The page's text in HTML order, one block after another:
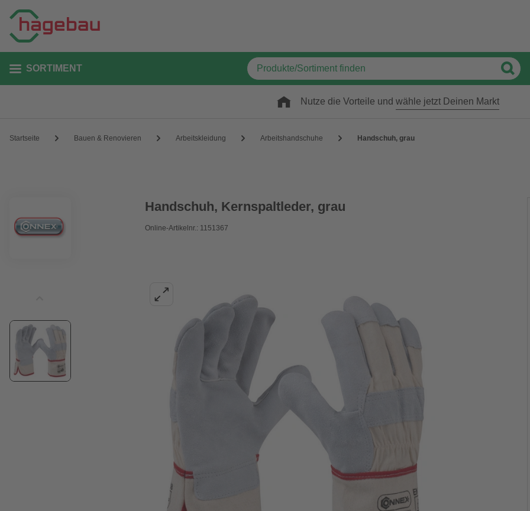
SORTIMENT
Nutze die Vorteile und wähle jetzt Deinen Markt
Startseite Bauen & Renovieren Arbeitskleidung Arbeitshandschuhe Handschuh, grau
Handschuh, Kernspaltleder, grau
Online-Artikelnr.: 1151367